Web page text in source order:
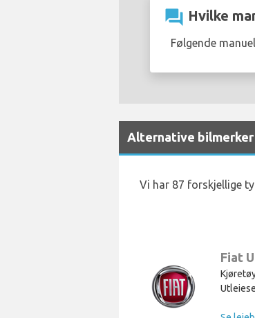
question_answer Hvilke
Følgende
Alternative
Vi har 87 forskjellige
Fiat